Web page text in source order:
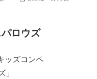
ロウズ
ッズコンペ
」